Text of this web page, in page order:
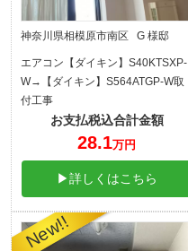
神奈川県相模原市南区 G 様邸
エアコン【ダイキン】S40KTSXP-
W→【ダイキン】S564ATGP-W取
付工事
お支払税込合計金額
28.1万円
▶詳しくはこちら